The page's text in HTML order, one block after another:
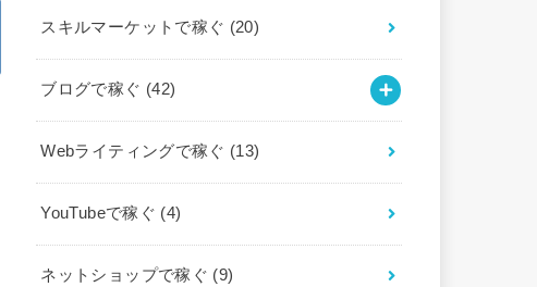
スキルマーケットで稼ぐ (20)
ブログで稼ぐ (42)
Webライティングで稼ぐ (13)
YouTubeで稼ぐ (4)
ネットショップで稼ぐ (9)